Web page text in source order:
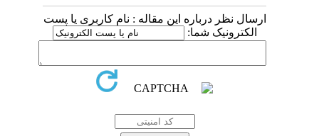
ارسال نظر درباره این مقاله : نام کاربری یا پست
الکترونیک شما: